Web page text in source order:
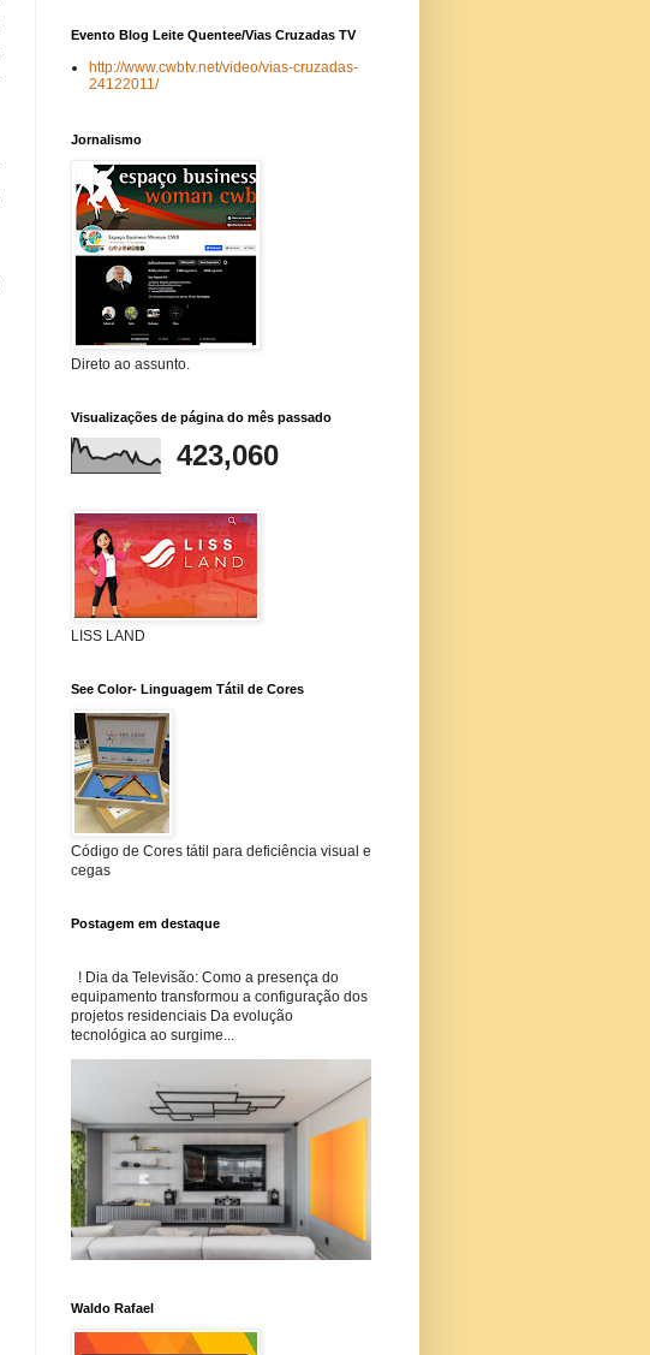
Evento Blog Leite Quentee/Vias Cruzadas TV
http://www.cwbtv.net/video/vias-cruzadas-
24122011/
Jornalismo
Direto ao assunto.
Visualizações de página do mês passado
423,060
LISS LAND
See Color- Linguagem Tátil de Cores
Código de Cores tátil para deficiência visual e
cegas
Postagem em destaque
! Dia da Televisão: Como a presença do
equipamento transformou a configuração dos
projetos residenciais Da evolução
tecnológica ao surgime...
Waldo Rafael